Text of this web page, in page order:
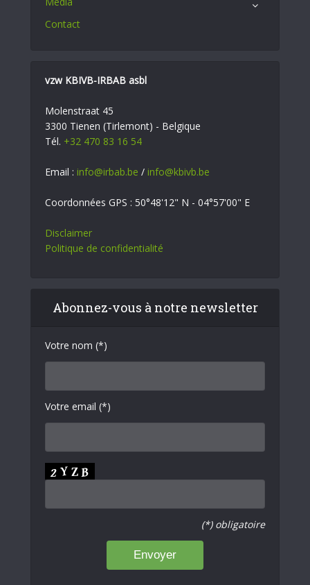
Contact
vzw KBIVB-IRBAB asbl
Molenstraat 45
3300 Tienen (Tirlemont) - Belgique
Tél. +32 470 83 16 54
Email : info@irbab.be / info@kbivb.be
Coordonnées GPS : 50°48'12" N - 04°57'00" E
Disclaimer
Politique de confidentialité
Abonnez-vous à notre newsletter
Votre nom (*)
Votre email (*)
(*) obligatoire